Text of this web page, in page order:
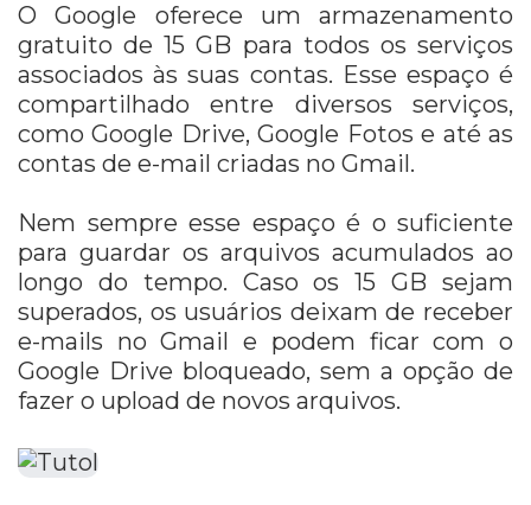
O Google oferece um armazenamento
gratuito de 15 GB para todos os serviços
associados às suas contas. Esse espaço é
compartilhado entre diversos serviços,
como Google Drive, Google Fotos e até as
contas de e-mail criadas no Gmail.
Nem sempre esse espaço é o suficiente
para guardar os arquivos acumulados ao
longo do tempo. Caso os 15 GB sejam
superados, os usuários deixam de receber
e-mails no Gmail e podem ficar com o
Google Drive bloqueado, sem a opção de
fazer o upload de novos arquivos.